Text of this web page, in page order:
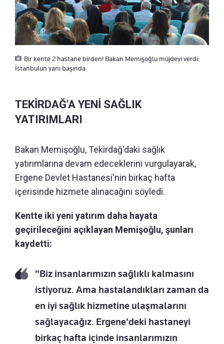
Bir kente 2 hastane birden! Bakan Memişoğlu müjdeyi verdi:
İstanbulun yanı başında
TEKİRDAĞ'A YENİ SAĞLIK
YATIRIMLARI
Bakan Memişoğlu, Tekirdağ'daki sağlık
yatırımlarına devam edeceklerini vurgulayarak,
Ergene Devlet Hastanesi'nin birkaç hafta
içerisinde hizmete alınacağını söyledi.
Kentte iki yeni yatırım daha hayata
geçirileceğini açıklayan Memişoğlu, şunları
kaydetti:
"Biz insanlarımızın sağlıklı kalmasını
istiyoruz. Ama hastalandıkları zaman da
en iyi sağlık hizmetine ulaşmalarını
sağlayacağız. Ergene'deki hastaneyi
birkaç hafta içinde insanlarımızın